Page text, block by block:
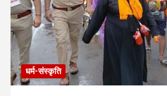
धर्म-संस्कृति